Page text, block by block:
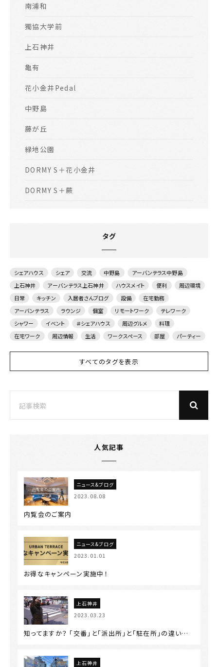
南浦和
獨協大学前
上石神井
亀有
花小金井Pedal
中野島
藤が丘
緑地公園
DORMY S＋花小金井
DORMY S＋蕨
タグ
シェアハウス シェア 交流 中野島
アーバンテラス中野島
上石神井
アーバンテラス上石神井 ハウスメイト 便利
周辺環境
日常
キッチン 入居者さんブログ 設備
在宅勤務
アーバンテラス
ラウンジ 個室 リモートワーク
テレワーク
シャワー
イベント ＃シェアハウス 周辺グルメ
料理
在宅ワーク
周辺情報 生活 ワークスペース 部屋 パーティー
すべてのタグを表示
人気記事
ニュース&ブログ
2023.08.08
内覧会のご案内
ニュース&ブログ
2023.01.01
お得なキャンペーン実施中！
上石神井
2023.03.23
知ってますか？ 「交番」と「派出所」と「駐在所」の違い…
上石神井